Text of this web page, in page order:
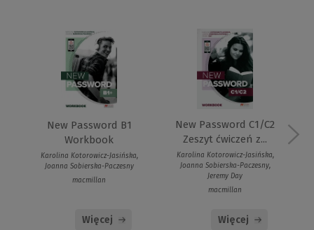
New Password B1
Workbook
Karolina Kotorowicz-Jasińska,
Joanna Sobierska-Paczesny
macmillan
Więcej
New Password C1/C2
Zeszyt ćwiczeń z...
Karolina Kotorowicz-Jasińska,
Joanna Sobierska-Paczesny,
Jeremy Day
macmillan
Więcej